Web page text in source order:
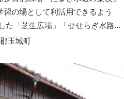
習の場として利活用できるよう
た「芝生広場」「せせらぎ水路」
のスポーツやバ
などもお楽しみいただけます！
ーベキュー･焚火等をする際は、
に焚火台･コンロ等を使...
玉城町